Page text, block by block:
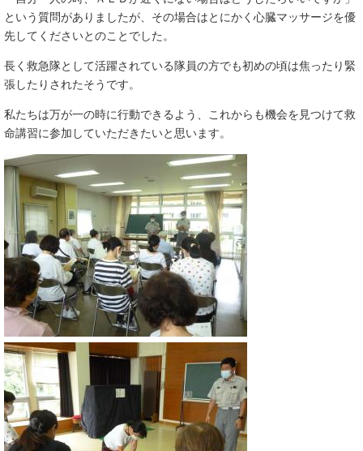
という質問がありましたが、その場合はとにかく心臓マッサージを優
先してくださいとのことでした。
長く救急隊として活躍されている隊員の方でも初めの頃は焦ったり緊
張したりされたそうです。
私たちは万が一の時に行動できるよう、これからも機会を見つけて救
命講習に参加していただきたいと思います。